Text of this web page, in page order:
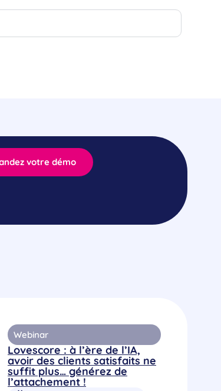
votre démo
Webinar
Lovescore : à l’ère de l’IA,
avoir des clients satisfaits ne
suffit plus… générez de
l’attachement !